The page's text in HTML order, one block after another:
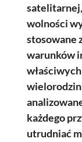
wolności
stosowane
warunków
każdego
utrudniać